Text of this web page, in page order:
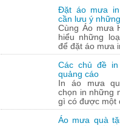
Đặt áo mưa
cần lưu ý
Cùng Áo mưa
hiểu những
để đặt áo mưa
Các chủ đề
quảng cáo
In áo mưa
chọn in những
gì có được một
Áo mưa quà